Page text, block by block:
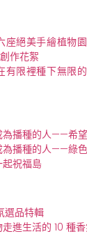
座絕美手繪植物
作花絮
有限裡種下無
為播種的人——希
為播種的人——綠
起祝福島
選品特輯
進生活的 10 種